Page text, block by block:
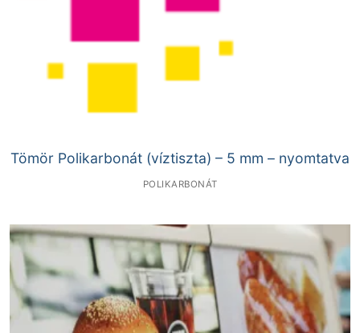
Tömör Polikarbonát (víztiszta) – 5 mm – nyomtatva
POLIKARBONÁT